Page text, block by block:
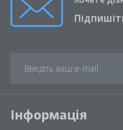
Інформація